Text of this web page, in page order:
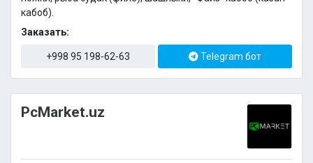
кабоб).
Заказать:
+998 95 198-62-63 Telegram бот
PcMarket.uz